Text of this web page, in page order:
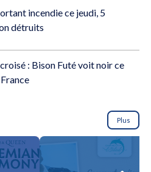
incendie ce jeudi, 5
détruits
: Bison Futé voit noir ce
Plus